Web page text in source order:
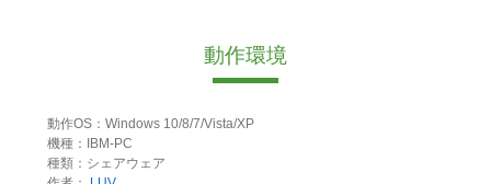
動作環境
動作OS：Windows 10/8/7/Vista/XP
機種：IBM-PC
種類：シェアウェア